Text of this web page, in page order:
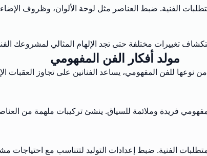
الفنية. ضبط العناصر مثل لوحة الألوان، وظروف
تغييرات مختلفة حتى تجد الإلهام المثالي لمشروعك
مولد أفكار الفن المفهومي
نوعها للفن المفهومي، يساعد الفنانين على تجاوز العقبات
فريدة وملائمة للسياق. ينشئ تركيبات ملهمة من
الفنية. ضبط إعدادات التوليد لتتناسب مع احتياجات